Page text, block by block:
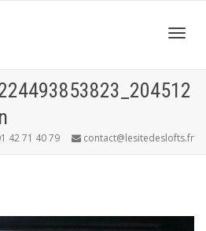
42 71 40 79 contact@lesitedeslofts.fr